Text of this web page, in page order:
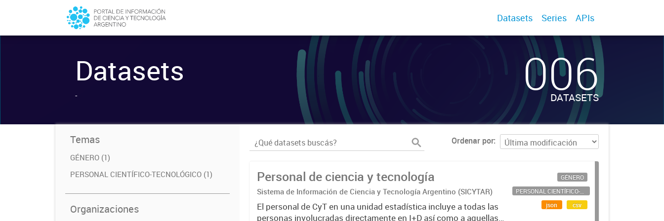
Datasets Series APIs
Datasets
- 006
DATASETS
Temas
GÉNERO (1)
PERSONAL CIENTÍFICO-TECNOLÓGICO (1)
Organizaciones
Ordenar por
Personal de ciencia y tecnología
Sistema de Información de Ciencia y Tecnología Argentino (SICYTAR)
El personal de CyT en una unidad estadística incluye a todas las
personas involucradas directamente en I+D así como a aquellas
GÉNERO
PERSONAL CIENTÍFICO-TECNOLÓGICO
json
csv